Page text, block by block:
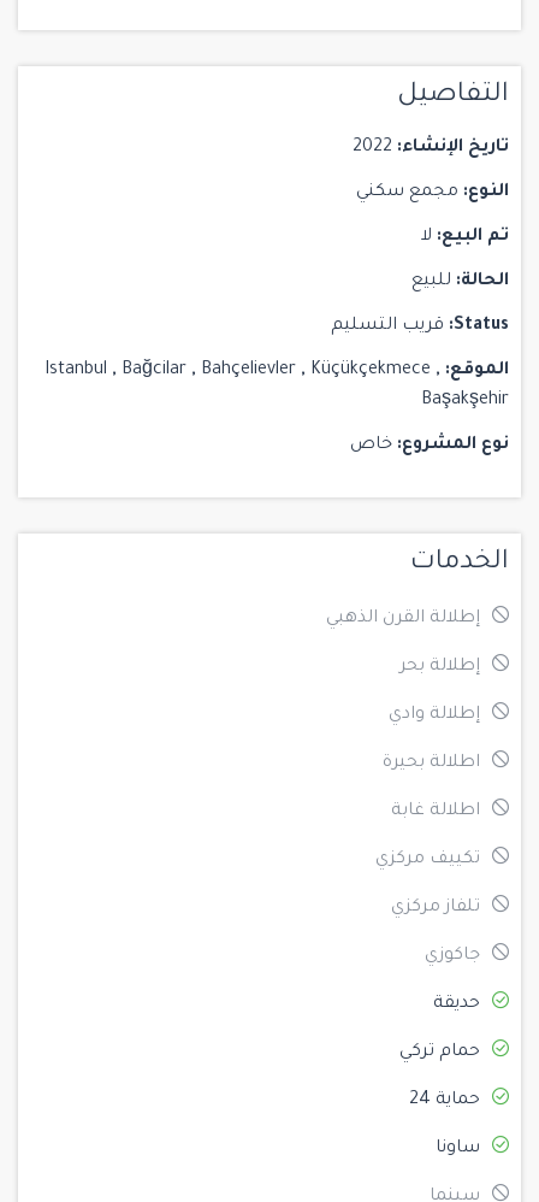
التفاصيل
تاريخ الإنشاء:
النوع: مجمع سكني
تم البيع:
الحالة:
Status: قريب التسليم
الموقع: Istanbul , Bağcilar , Bahçelievler , Küçükçekmece ,
Başakşehir
نوع المشروع: خاص
الخدمات
إطلالة القرن الذهبي
إطلالة بحر
إطلالة وادي
اطلالة بحيرة
اطلالة غابة
تكييف مركزي
تلفاز مركزي
جاكوزي
حديقة
حمام تركي
حماية 24
ساونا
سينما